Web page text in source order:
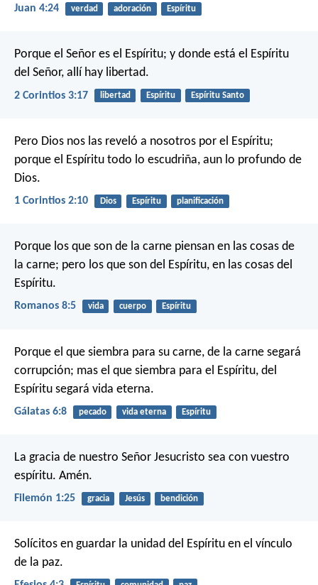
Juan 4:24 verdad adoración Espíritu
Porque el Señor es el Espíritu; y donde está el Espíritu
del Señor, allí hay libertad.
2 Corintios 3:17 libertad Espíritu Espíritu Santo
Pero Dios nos las reveló a nosotros por el Espíritu;
porque el Espíritu todo lo escudriña, aun lo profundo de
Dios.
1 Corintios 2:10 Dios Espíritu planificación
Porque los que son de la carne piensan en las cosas de
la carne; pero los que son del Espíritu, en las cosas del
Espíritu.
Romanos 8:5 vida cuerpo Espíritu
Porque el que siembra para su carne, de la carne segará
corrupción; mas el que siembra para el Espíritu, del
Espíritu segará vida eterna.
Gálatas 6:8 pecado vida eterna Espíritu
La gracia de nuestro Señor Jesucristo sea con vuestro
espíritu. Amén.
Filemón 1:25 gracia Jesús bendición
Solícitos en guardar la unidad del Espíritu en el vínculo
de la paz.